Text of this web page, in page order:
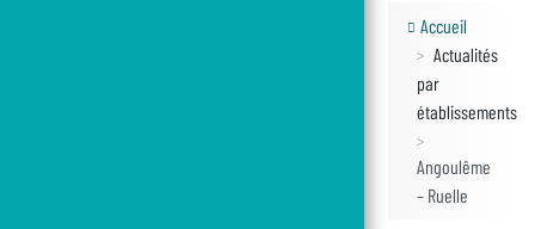
Accueil
Actualités
par
établissements
Angoulême
– Ruelle